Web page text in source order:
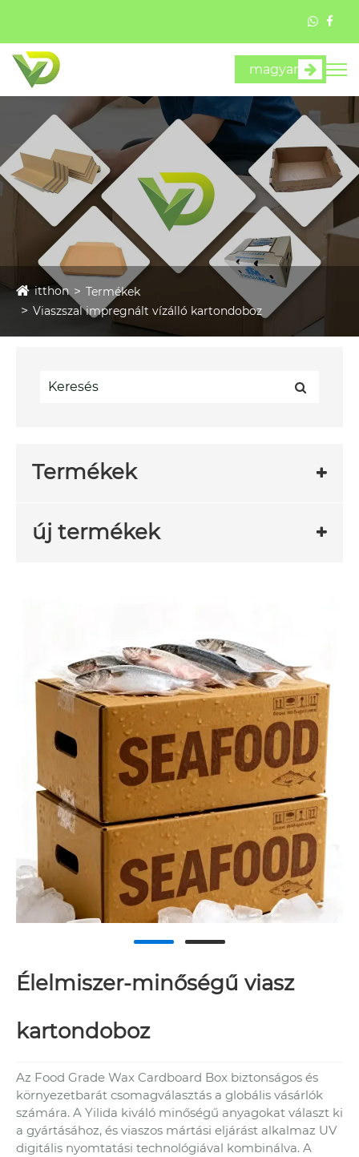
magyar
itthon
Termékek
Viaszszal impregnált vízálló kartondoboz
Termékek
új termékek
Élelmiszer-minőségű viasz
kartondoboz
Az Food Grade Wax Cardboard Box biztonságos és
környezetbarát csomagválasztás a globális vásárlók
számára. A Yilida kiváló minőségű anyagokat választ ki
a gyártásához, és viaszos mártási eljárást alkalmaz UV
digitális nyomtatási technológiával kombinálva. A